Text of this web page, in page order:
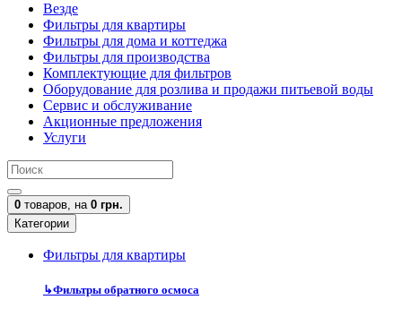
Везде
Фильтры для квартиры
Фильтры для дома и коттеджа
Фильтры для производства
Комплектующие для фильтров
Оборудование для розлива и продажи питьевой воды
Сервис и обслуживание
Акционные предложения
Услуги
0 товаров, на 0 грн.
Категории
Фильтры для квартиры
↳Фильтры обратного осмоса